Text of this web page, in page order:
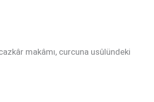
makâmı, curcuna usûlündeki